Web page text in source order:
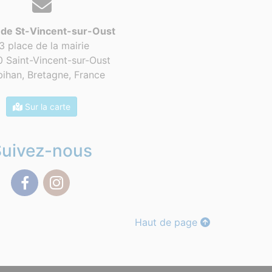
St-Vincent-sur-Oust
place de la mairie
Saint-Vincent-sur-Oust
Bretagne, France
Sur la carte
nous
Haut de page